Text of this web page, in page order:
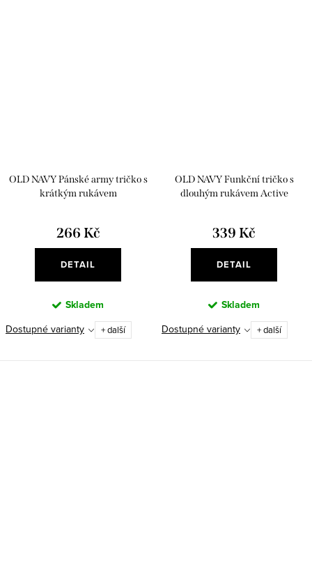
OLD NAVY Pánské army tričko s
krátkým rukávem
266 Kč
DETAIL
Skladem
Dostupné varianty
+ další
OLD NAVY Funkční tričko s
dlouhým rukávem Active
339 Kč
DETAIL
Skladem
Dostupné varianty
+ další